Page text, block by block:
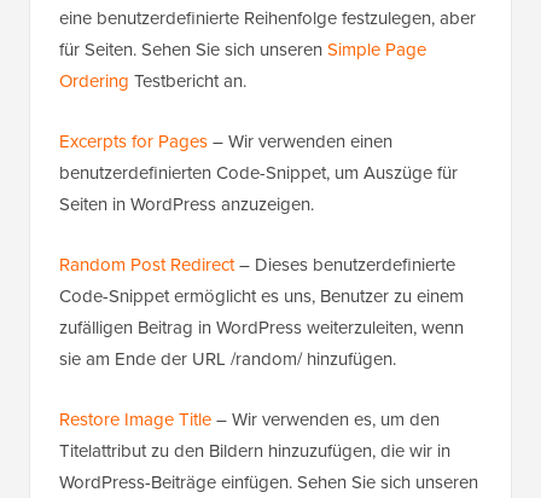
eine benutzerdefinierte Reihenfolge festzulegen, aber
für Seiten. Sehen Sie sich unseren Simple Page
Ordering Testbericht an.
Excerpts for Pages– Wir verwenden einen
benutzerdefinierten Code-Snippet, um Auszüge für
Seiten in WordPress anzuzeigen.
Random Post Redirect– Dieses benutzerdefinierte
Code-Snippet ermöglicht es uns, Benutzer zu einem
zufälligen Beitrag in WordPress weiterzuleiten, wenn
sie am Ende der URL /random/ hinzufügen.
Restore Image Title– Wir verwenden es, um den
Titelattribut zu den Bildern hinzuzufügen, die wir in
WordPress-Beiträge einfügen. Sehen Sie sich unseren